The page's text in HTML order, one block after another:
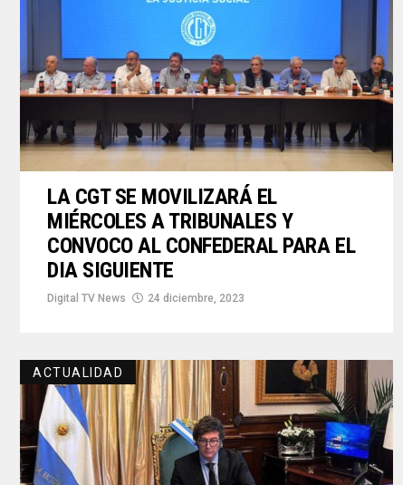
LA CGT SE MOVILIZARÁ EL
MIÉRCOLES A TRIBUNALES Y
CONVOCO AL CONFEDERAL PARA EL
DIA SIGUIENTE
Digital TV News 24 diciembre, 2023
ACTUALIDAD